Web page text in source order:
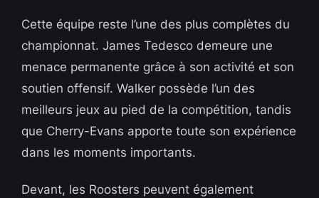
Cette équipe reste l’une des plus complètes du
championnat. James Tedesco demeure une
menace permanente grâce à son activité et son
soutien offensif. Walker possède l’un des
meilleurs jeux au pied de la compétition, tandis
que Cherry-Evans apporte toute son expérience
dans les moments importants.
Devant, les Roosters peuvent également